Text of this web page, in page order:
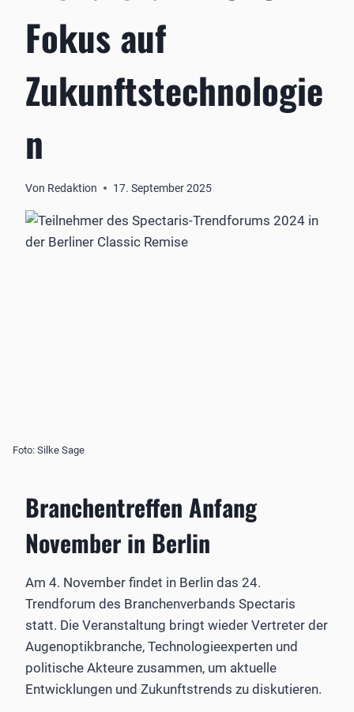
Fokus auf
Zukunftstechnologie
n
Von Redaktion 17. September 2025
Foto: Silke Sage
Branchentreffen Anfang
November in Berlin
Am 4. November findet in Berlin das 24.
Trendforum des Branchenverbands Spectaris
statt. Die Veranstaltung bringt wieder Vertreter der
Augenoptikbranche, Technologieexperten und
politische Akteure zusammen, um aktuelle
Entwicklungen und Zukunftstrends zu diskutieren.